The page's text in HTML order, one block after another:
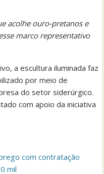
acolhe ouro-pretanos e
marco representativo
a escultura iluminada faz
por meio de
do setor siderúrgico.
com apoio da iniciativa
com contratação
mil